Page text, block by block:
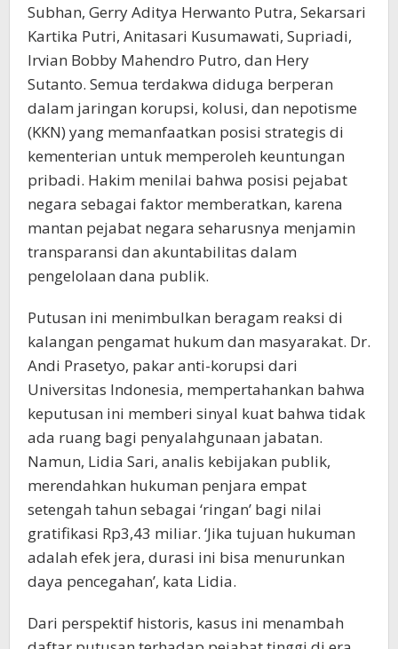
Subhan, Gerry Aditya Herwanto Putra, Sekarsari
Kartika Putri, Anitasari Kusumawati, Supriadi,
Irvian Bobby Mahendro Putro, dan Hery
Sutanto. Semua terdakwa diduga berperan
dalam jaringan korupsi, kolusi, dan nepotisme
(KKN) yang memanfaatkan posisi strategis di
kementerian untuk memperoleh keuntungan
pribadi. Hakim menilai bahwa posisi pejabat
negara sebagai faktor memberatkan, karena
mantan pejabat negara seharusnya menjamin
transparansi dan akuntabilitas dalam
pengelolaan dana publik.
Putusan ini menimbulkan beragam reaksi di
kalangan pengamat hukum dan masyarakat. Dr.
Andi Prasetyo, pakar anti-korupsi dari
Universitas Indonesia, mempertahankan bahwa
keputusan ini memberi sinyal kuat bahwa tidak
ada ruang bagi penyalahgunaan jabatan.
Namun, Lidia Sari, analis kebijakan publik,
merendahkan hukuman penjara empat
setengah tahun sebagai ‘ringan’ bagi nilai
gratifikasi Rp3,43 miliar. ‘Jika tujuan hukuman
adalah efek jera, durasi ini bisa menurunkan
daya pencegahan’, kata Lidia.
Dari perspektif historis, kasus ini menambah